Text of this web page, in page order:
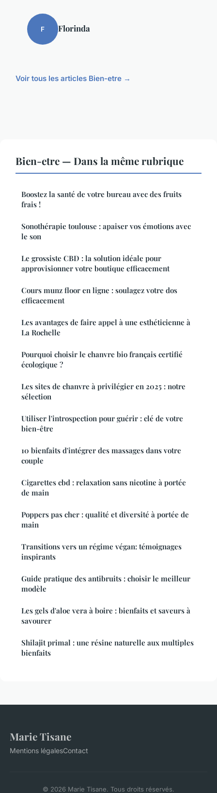
F Florinda
Voir tous les articles Bien-etre →
Bien-etre — Dans la même rubrique
Boostez la santé de votre bureau avec des fruits
frais !
Sonothérapie toulouse : apaiser vos émotions avec
le son
Le grossiste CBD : la solution idéale pour
approvisionner votre boutique efficacement
Cours munz floor en ligne : soulagez votre dos
efficacement
Les avantages de faire appel à une esthéticienne à
La Rochelle
Pourquoi choisir le chanvre bio français certifié
écologique ?
Les sites de chanvre à privilégier en 2025 : notre
sélection
Utiliser l'introspection pour guérir : clé de votre
bien-être
10 bienfaits d'intégrer des massages dans votre
couple
Cigarettes cbd : relaxation sans nicotine à portée
de main
Poppers pas cher : qualité et diversité à portée de
main
Transitions vers un régime végan: témoignages
inspirants
Guide pratique des antibruits : choisir le meilleur
modèle
Les gels d'aloe vera à boire : bienfaits et saveurs à
savourer
Shilajit primal : une résine naturelle aux multiples
bienfaits
Marie Tisane
Mentions légalesContact
© 2026 Marie Tisane. Tous droits réservés.